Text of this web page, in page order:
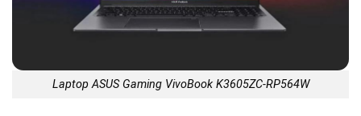
Laptop ASUS Gaming VivoBook K3605ZC-RP564W